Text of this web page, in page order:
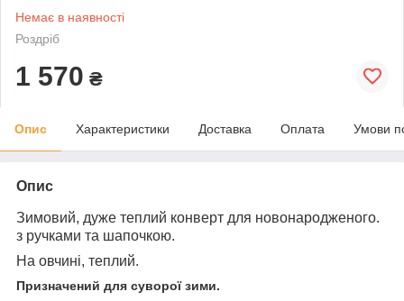
Немає в наявності
Роздріб
1 570 ₴
Опис Характеристики Доставка Оплата Умови
Опис
Зимовий, дуже теплий конверт для новонародженого.
з ручками та шапочкою.
На овчині, теплий.
Призначений для суворої зими.